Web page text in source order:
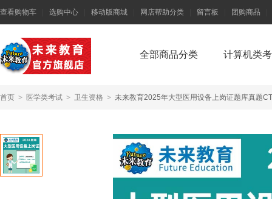
查看购物车 选购中心 移动版商城 网店帮助分类 留言板 团购商品
全部商品分类 计算机类
首页 > 医学类考试 > 卫生资格 > 未来教育2025年大型医用设备上岗证题库真题